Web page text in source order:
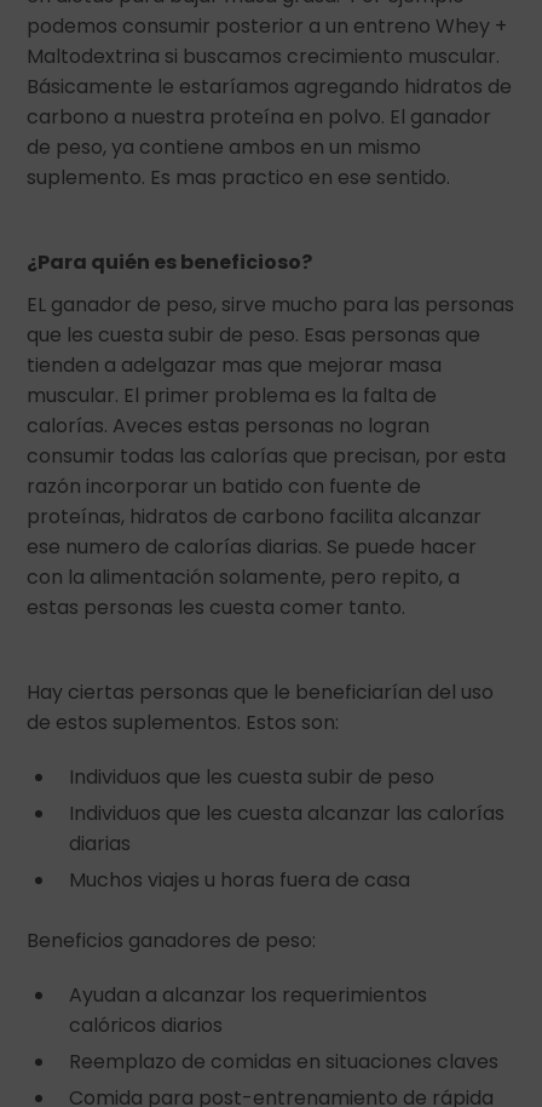
podemos consumir posterior a un entreno Whey +
Maltodextrina si buscamos crecimiento muscular.
Básicamente le estaríamos agregando hidratos de
carbono a nuestra proteína en polvo. El ganador
de peso, ya contiene ambos en un mismo
suplemento. Es mas practico en ese sentido.
¿Para quién es beneficioso?
EL ganador de peso, sirve mucho para las personas
que les cuesta subir de peso. Esas personas que
tienden a adelgazar mas que mejorar masa
muscular. El primer problema es la falta de
calorías. Aveces estas personas no logran
consumir todas las calorías que precisan, por esta
razón incorporar un batido con fuente de
proteínas, hidratos de carbono facilita alcanzar
ese numero de calorías diarias. Se puede hacer
con la alimentación solamente, pero repito, a
estas personas les cuesta comer tanto.
Hay ciertas personas que le beneficiarían del uso
de estos suplementos. Estos son:
Individuos que les cuesta subir de peso
Individuos que les cuesta alcanzar las calorías
diarias
Muchos viajes u horas fuera de casa
Beneficios ganadores de peso:
Ayudan a alcanzar los requerimientos
calóricos diarios
Reemplazo de comidas en situaciones claves
Comida para post-entrenamiento de rápida